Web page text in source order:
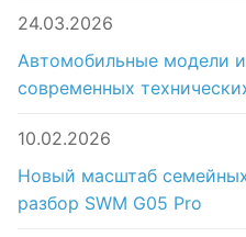
24.03.2026
Автомобильные модели
современных
10.02.2026
Новый масштаб
разбор SWM G05 Pro